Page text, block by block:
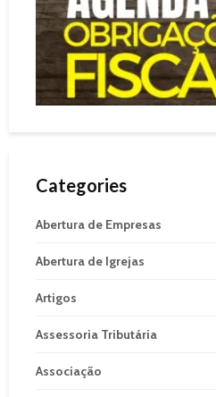
Categories
Abertura de Empresas
Abertura de Igrejas
Artigos
Assessoria Tributária
Associação